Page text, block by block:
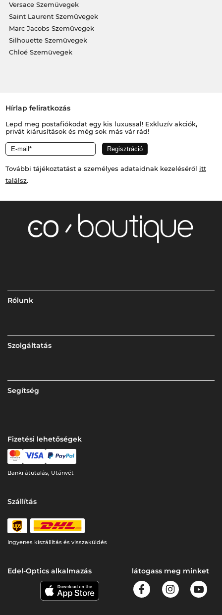
Versace Szemüvegek
Saint Laurent Szemüvegek
Marc Jacobs Szemüvegek
Silhouette Szemüvegek
Chloé Szemüvegek
Hírlap feliratkozás
Lepd meg postafiókodat egy kis luxussal! Exkluzív akciók,
privát kiárusítások és még sok más vár rád!
További tájékoztatást a személyes adataidnak kezeléséről itt
találsz.
Rólunk
Szolgáltatás
Segítség
Fizetési lehetőségek
Banki átutalás, Utánvét
Szállítás
Ingyenes kiszállítás és visszaküldés
Edel-Optics alkalmazás látogass meg minket